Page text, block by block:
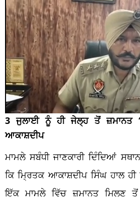
3 ਜੁਲਾਈ ਨੂੰ ਹੀ ਜੇਲ੍ਹ ਤੋਂ ਜ਼ਮਾਨਤ
ਆਕਾਸ਼ਦੀਪ
ਮਾਮਲੇ ਸਬੰਧੀ ਜਾਣਕਾਰੀ ਦਿੰਦਿਆਂ
ਕਿ ਮ੍ਰਿਤਕ ਆਕਾਸ਼ਦੀਪ ਸਿੰਘ ਹਾਲ
ਇੱਕ ਮਾਮਲੇ ਵਿੱਚ ਜ਼ਮਾਨਤ ਮਿਲਣ